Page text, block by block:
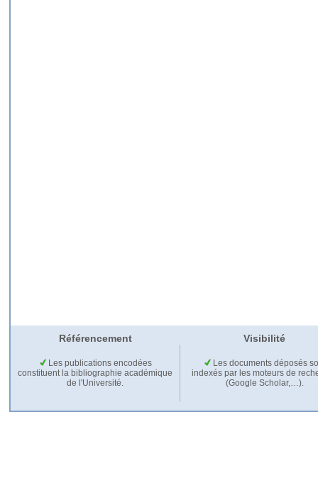
Référencement Visibilité
Les publications encodées
constituent la bibliographie académique
de l'Université.
Les documents déposés
indexés par les moteurs de
(Google Scholar,…).